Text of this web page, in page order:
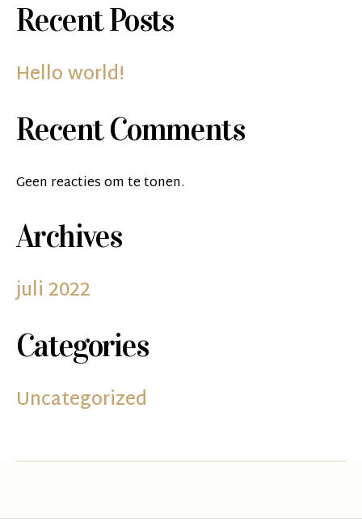
Recent Posts
Hello world!
Recent Comments
Geen reacties om te tonen.
Archives
juli 2022
Categories
Uncategorized